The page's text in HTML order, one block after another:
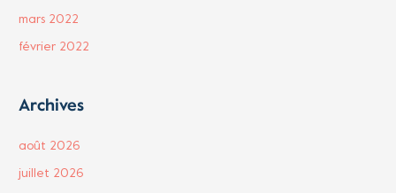
mars 2022
février 2022
Archives
août 2026
juillet 2026